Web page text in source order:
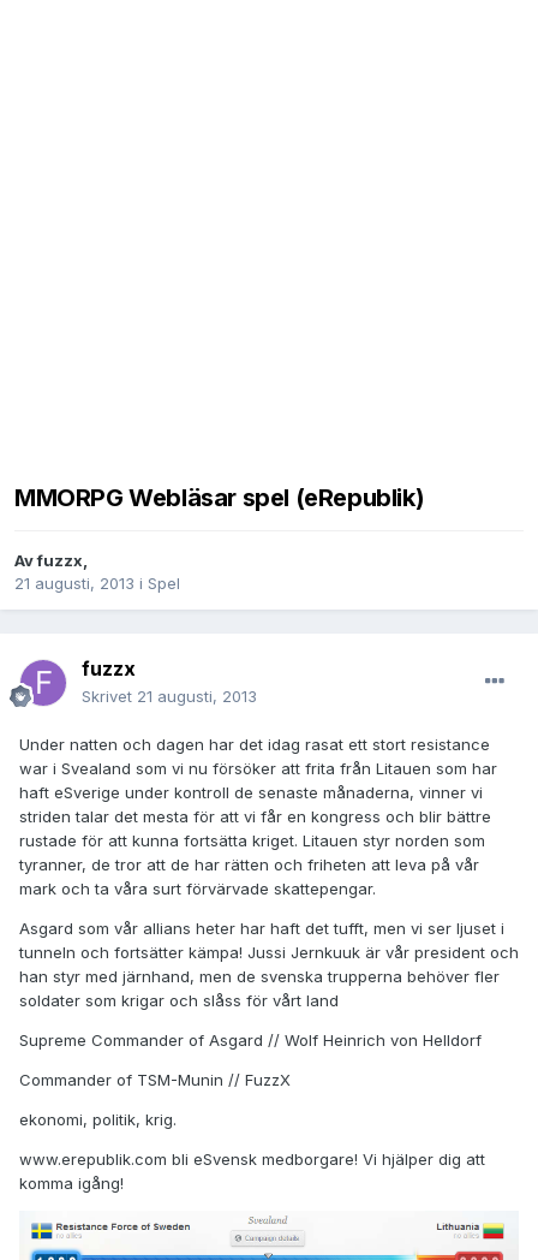
MMORPG Webläsar spel (eRepublik)
Avfuzzx,
21 augusti, 2013 i Spel
fuzzx
Skrivet 21 augusti, 2013
Under natten och dagen har det idag rasat ett stort resistance
war i Svealand som vi nu försöker att frita från Litauen som har
haft eSverige under kontroll de senaste månaderna, vinner vi
striden talar det mesta för att vi får en kongress och blir bättre
rustade för att kunna fortsätta kriget. Litauen styr norden som
tyranner, de tror att de har rätten och friheten att leva på vår
mark och ta våra surt förvärvade skattepengar.
Asgard som vår allians heter har haft det tufft, men vi ser ljuset i
tunneln och fortsätter kämpa! Jussi Jernkuuk är vår president och
han styr med järnhand, men de svenska trupperna behöver fler
soldater som krigar och slåss för vårt land
Supreme Commander of Asgard // Wolf Heinrich von Helldorf
Commander of TSM-Munin // FuzzX
ekonomi, politik, krig.
www.erepublik.com bli eSvensk medborgare! Vi hjälper dig att
komma igång!